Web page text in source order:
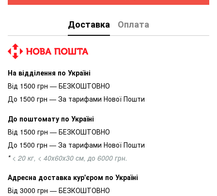
Доставка Оплата
На відділення по Україні
Від 1500 грн — БЕЗКОШТОВНО
До 1500 грн — За тарифами Нової Пошти
До поштомату по Україні
Від 1500 грн — БЕЗКОШТОВНО
До 1500 грн — За тарифами Нової Пошти
* < 20 кг, < 40х60х30 см, до 6000 грн.
Адресна доставка кур'єром по Україні
Від 3000 грн — БЕЗКОШТОВНО